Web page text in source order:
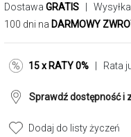
Dostawa GRATIS |
100 dni na DARMOWY
15 x RATY 0% | Rata
Sprawdź dostępność i
Dodaj do listy życzeń